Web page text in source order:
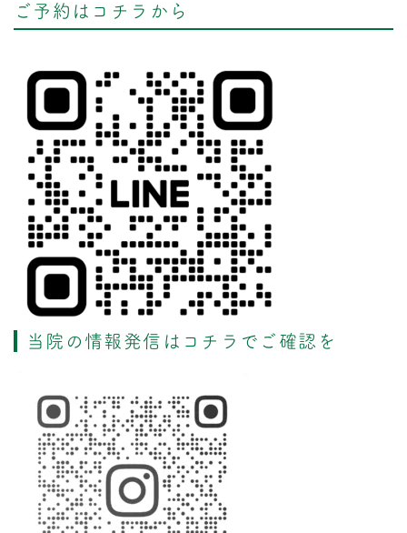
ご予約はコチラから
当院の情報発信はコチラでご確認を